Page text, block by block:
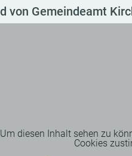
von Gemeindeamt
Um diesen Inhalt sehen zu
Cookies